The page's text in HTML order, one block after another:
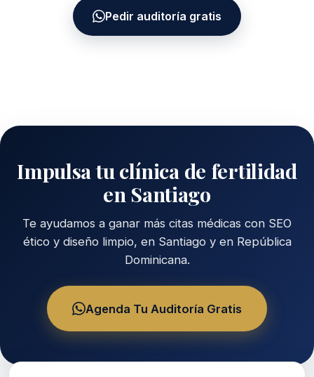
Pedir auditoría gratis
Impulsa tu clínica de fertilidad
en Santiago
Te ayudamos a ganar más citas médicas con SEO
ético y diseño limpio, en Santiago y en República
Dominicana.
Agenda Tu Auditoría Gratis